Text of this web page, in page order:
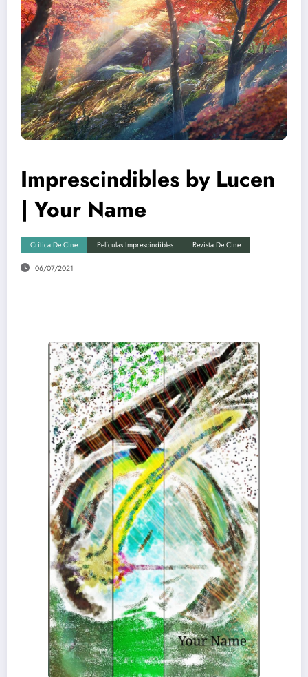
Imprescindibles by Lucen
| Your Name
Crítica De Cine Películas Imprescindibles Revista De Cine
06/07/2021